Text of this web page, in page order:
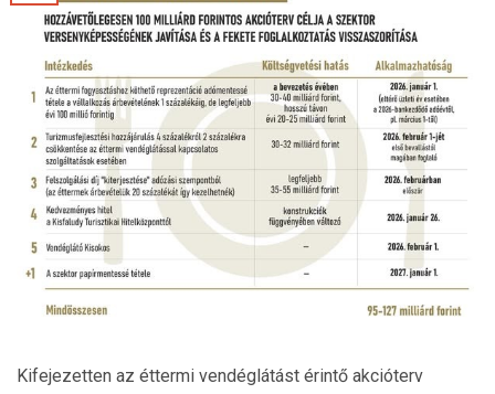
Kifejezetten az éttermi vendéglátást érintő akcióterv